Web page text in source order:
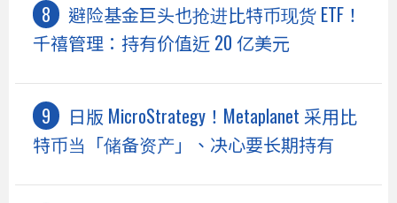
避险基金巨头也抢进比特币现货 ETF！
千禧管理：持有价值近 20 亿美元
日版 MicroStrategy！Metaplanet 采用比
特币当「储备资产」、决心要长期持有